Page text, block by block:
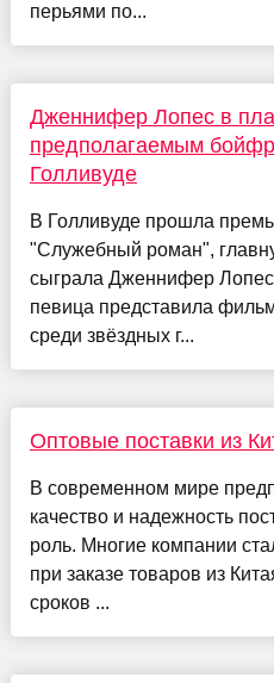
перьями по...
Дженнифер Лопес в
предполагаемым
Голливуде
В Голливуде прошла
"Служебный роман",
сыграла Дженнифер
певица представила
среди звёздных г...
Оптовые поставки из
В современном мире
качество и надежность
роль. Многие компании
при заказе товаров из
сроков ...